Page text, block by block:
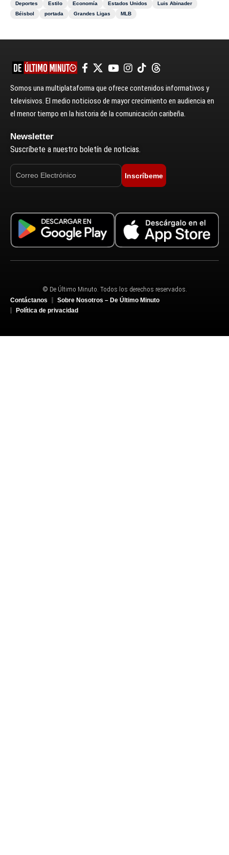
Deportes
Estilo Economía Estados Unidos
Luis Abinader
Béisbol
portada Grandes Ligas MLB
Somos una multiplataforma que ofrece contenidos informativos y
televisivos. El medio noticioso de mayor crecimiento en audiencia en
el menor tiempo en la historia de la comunicación caribeña.
Newsletter
Suscríbete a nuestro boletín de noticias.
Inscríbeme
© De Último Minuto. Todos los derechos reservados.
Contáctanos
Sobre Nosotros – De Último Minuto
Política de privacidad